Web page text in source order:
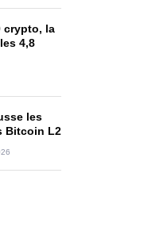
crypto, la
4,8
les
Bitcoin L2